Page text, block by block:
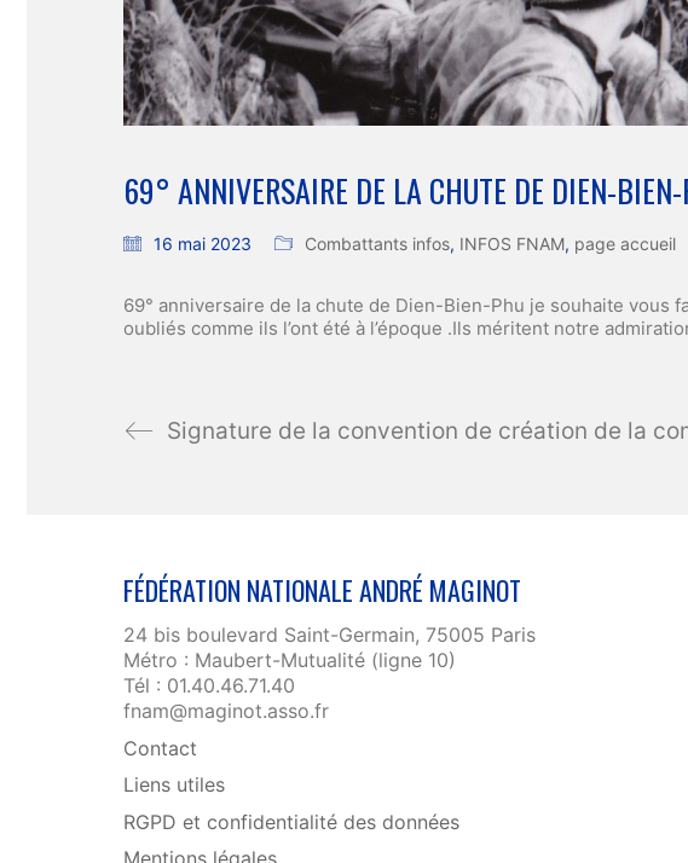
69° ANNIVERSAIRE DE LA CHUTE DE DIEN-
16 mai 2023 Combattants infos, INFOS FNAM, page accueil
69° anniversaire de la chute de Dien-Bien-Phu je souhaite vous
oubliés comme ils l’ont été à l’époque .Ils méritent notre
FÉDÉRATION NATIONALE ANDRÉ MAGINOT
24 bis boulevard Saint-Germain, 75005 Paris
Métro : Maubert-Mutualité (ligne 10)
Tél : 01.40.46.71.40
fnam@maginot.asso.fr
Contact
Liens utiles
RGPD et confidentialité des données